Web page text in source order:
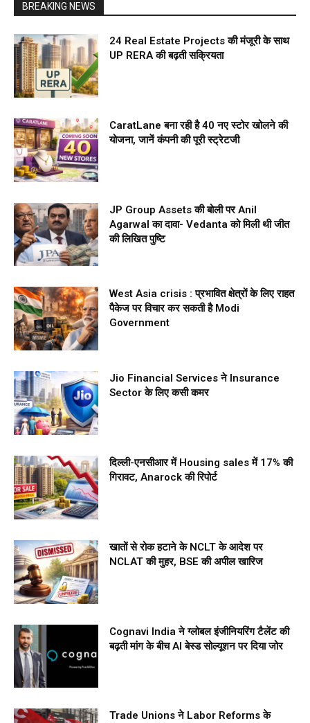
BREAKING NEWS
24 Real Estate Projects की मंजूरी के साथ
UP RERA की बढ़ती सक्रियता
CaratLane बना रही है 40 नए स्टोर खोलने की
योजना, जानें कंपनी की पूरी स्ट्रेटजी
JP Group Assets की बोली पर Anil
Agarwal का दावा- Vedanta को मिली थी जीत
की लिखित पुष्टि
West Asia crisis : प्रभावित क्षेत्रों के लिए राहत
पैकेज पर विचार कर सकती है Modi
Government
Jio Financial Services ने Insurance
Sector के लिए कसी कमर
दिल्ली-एनसीआर में Housing sales में 17% की
गिरावट, Anarock की रिपोर्ट
खातों से रोक हटाने के NCLT के आदेश पर
NCLAT की मुहर, BSE की अपील खारिज
Cognavi India ने ग्लोबल इंजीनियरिंग टैलेंट की
बढ़ती मांग के बीच AI बेस्ड सोल्यूशन पर दिया जोर
Trade Unions ने Labor Reforms के